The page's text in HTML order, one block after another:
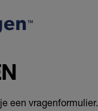
een vragenformulier.